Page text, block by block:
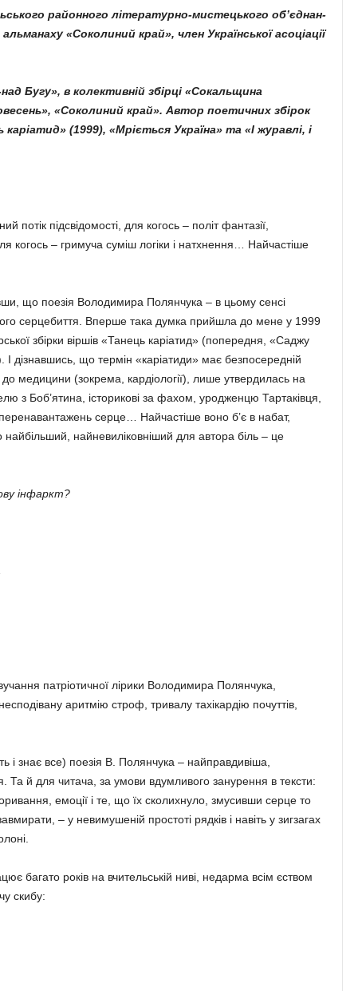
районного літера­турно-мистецького об’єднан­
«Соколиний край», член Української асоціації
Бугу», в колек­тивній збірці «Со­кальщина
«Соколиний край». Автор поетичних збірок
(1999), «Мріється Україна» та «І журавлі, і
по­тік підсвідомості, для когось – політ фантазії,
когось – гримуча суміш логіки і натхнення… Най­частіше
що поезія Володимира Полянчука – в цьому сенсі
серцебиття. Вперше така думка прийшла до мене у 1999
збірки віршів «Танець каріатид» (попередня, «Саджу
І дізнавшись, що термін «каріатиди» має безпосередній
медицини (зокре­ма, кардіології), лише утвердилась на
з Боб’ятина, історикові за фахом, уродженцю Тартаківця,
серце… Найчастіше воно б’є в набат,
найбільший, найневиліковніший для автора біль – це
інфаркт?
патріотичної лірики Володимира Полянчука,
аритмію строф, тривалу тахікардію почуттів,
і знає все) поезія В. Полянчука – найправди­віша,
Та й для читача, за умови вдумливого занурення в тексти:
емоції і те, що їх сколихнуло, змусивши серце то
– у неви­мушеній простоті рядків і навіть у зигзагах
багато років на вчительській ниві, недарма всім єством
скибу: